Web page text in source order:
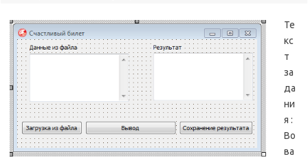
Те
кс
т
за
да
ни
я :
Во
ва